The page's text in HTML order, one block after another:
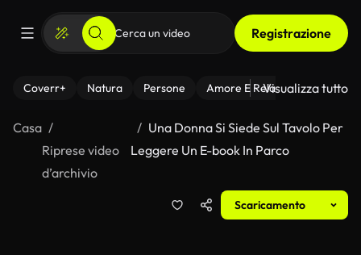
Registrazione
Coverr+ Natura Persone Amore E Relazioni Il
Visualizza tutto
Casa
Riprese video
d’archivio
Una Donna Si Siede Sul Tavolo Per
Leggere Un E-book In Parco
Scaricamento